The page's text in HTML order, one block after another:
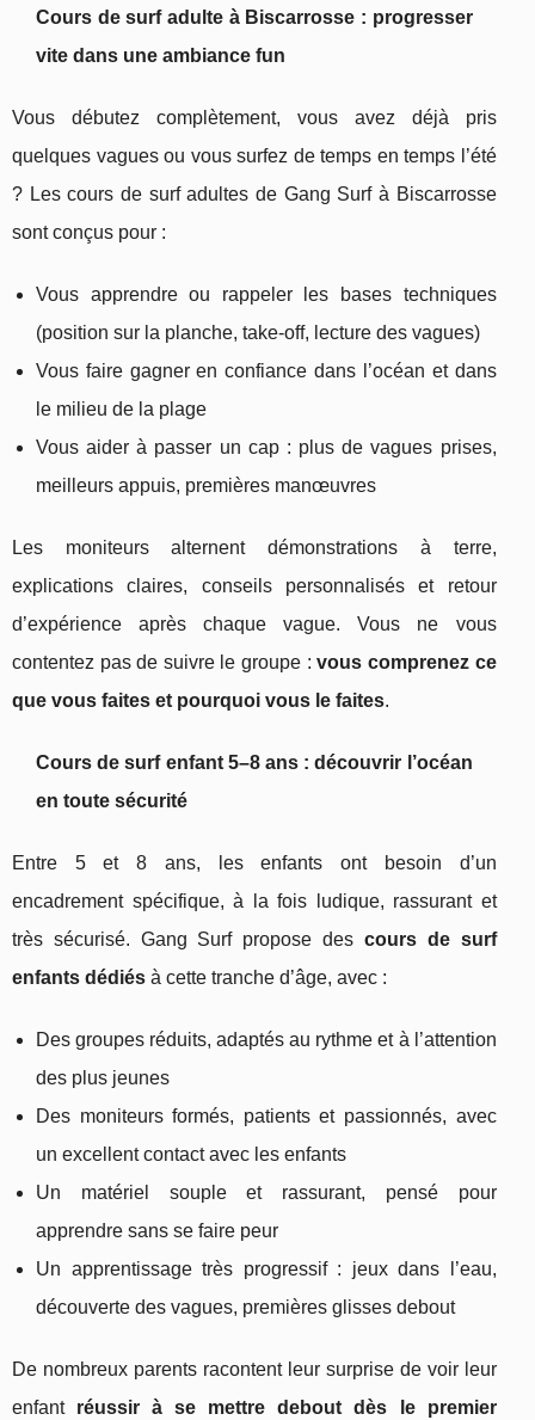
Cours de surf adulte à Biscarrosse : progresser
vite dans une ambiance fun
Vous débutez complètement, vous avez déjà pris
quelques vagues ou vous surfez de temps en temps l’été
? Les cours de surf adultes de Gang Surf à Biscarrosse
sont conçus pour :
Vous apprendre ou rappeler les bases techniques
(position sur la planche, take-off, lecture des vagues)
Vous faire gagner en confiance dans l’océan et dans
le milieu de la plage
Vous aider à passer un cap : plus de vagues prises,
meilleurs appuis, premières manœuvres
Les moniteurs alternent démonstrations à terre,
explications claires, conseils personnalisés et retour
d’expérience après chaque vague. Vous ne vous
contentez pas de suivre le groupe :vous comprenez ce
que vous faites et pourquoi vous le faites.
Cours de surf enfant 5–8 ans : découvrir l’océan
en toute sécurité
Entre 5 et 8 ans, les enfants ont besoin d’un
encadrement spécifique, à la fois ludique, rassurant et
très sécurisé. Gang Surf propose des cours de surf
enfants dédiés à cette tranche d’âge, avec :
Des groupes réduits, adaptés au rythme et à l’attention
des plus jeunes
Des moniteurs formés, patients et passionnés, avec
un excellent contact avec les enfants
Un matériel souple et rassurant, pensé pour
apprendre sans se faire peur
Un apprentissage très progressif : jeux dans l’eau,
découverte des vagues, premières glisses debout
De nombreux parents racontent leur surprise de voir leur
enfant réussir à se mettre debout dès le premier